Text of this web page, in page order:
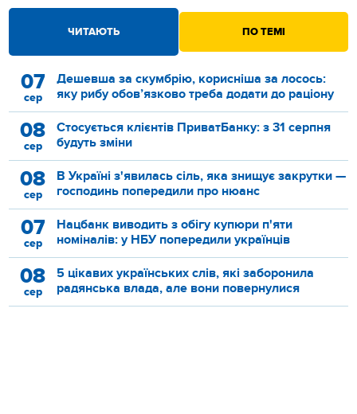
ЧИТАЮТЬ ПО ТЕМІ
07
сер
Дешевша за скумбрію, корисніша за лосось:
яку рибу обов’язково треба додати до раціону
08
сер
Стосується клієнтів ПриватБанку: з 31 серпня
будуть зміни
08
сер
В Україні з'явилась сіль, яка знищує закрутки —
господинь попередили про нюанс
07
сер
Нацбанк виводить з обігу купюри п'яти
номіналів: у НБУ попередили українців
08
сер
5 цікавих українських слів, які заборонила
радянська влада, але вони повернулися